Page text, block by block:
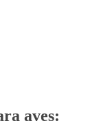
aves: